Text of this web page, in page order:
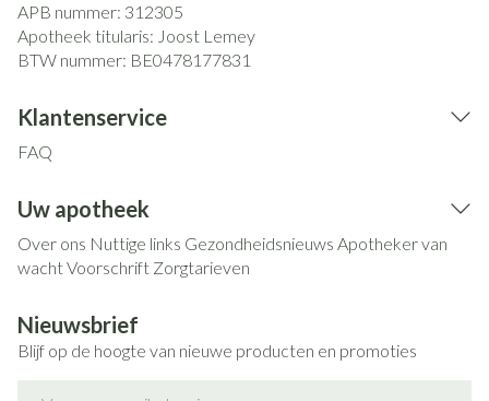
APB nummer: 312305
Apotheek titularis: Joost Lemey
BTW nummer: BE0478177831
Klantenservice
FAQ
Uw apotheek
Over ons Nuttige links Gezondheidsnieuws Apotheker van
wachtVoorschrift Zorgtarieven
Nieuwsbrief
Blijf op de hoogte van nieuwe producten en promoties